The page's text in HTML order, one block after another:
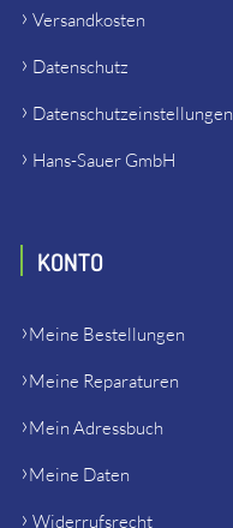
Versandkosten
Datenschutz
Datenschutzeinstellungen
Hans-Sauer GmbH
KONTO
Meine Bestellungen
Meine Reparaturen
Mein Adressbuch
Meine Daten
Widerrufsrecht